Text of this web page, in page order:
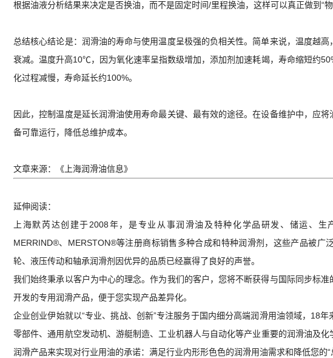
根据油液分析结果来决定是否换油，而不是固定时间/里程换油，这样可以真正做到“
总结核心结论是：润滑油的寿命与使用温度呈极强的负相关性。简单来说，温度越
衰减。温度升高10℃，因为氧化速率呈指数级增加，添加剂加速耗竭，寿命缩短约
化过程减慢，寿命延长约100%。
因此，控制温度是延长润滑油使用寿命最关键、最有效的途径。在设备维护中，应
备可靠运行，降低总维护成本。
文章来源：《上海润滑油信息》
延伸阅读：
上海默芮达创建于2008年，是专业从事润滑油及特种化学品研发、储运、
MERRIND®、MERSTON®等注册商标销售多种合成和特种润滑剂，这些产品被广
轮、液压传动和轴承润滑剂因优异的品质已经赢得了良好的声誉。
我们始终秉承以客户为中心的理念。作为我们的客户，您将不断获得与国际同步标
开发的专用润滑产品，便于您实现产品差异化。
企业创业伊始就以“专业、挑战、创新”专注服务于国内细分高端润滑用油领域，18
零部件、通用航空发动机、游艇制造、工业机器人与自动化等产业重要的润滑油及
润滑产品来实现对行业用油的承诺：满足行业内形形色色的润滑用油需求和降低您的“